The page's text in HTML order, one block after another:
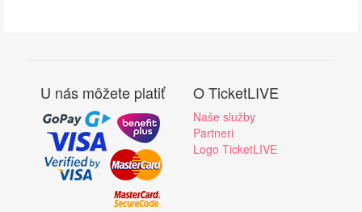
U nás môžete platiť O TicketLIVE
Naše služby
Partneri
Logo TicketLIVE